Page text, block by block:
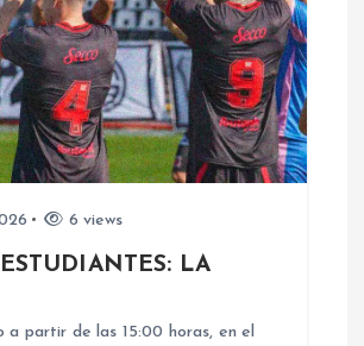
6 views
LA
a partir de las 15:00 horas, en el